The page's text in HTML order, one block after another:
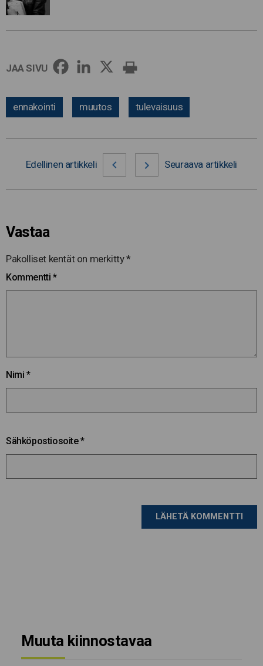
JAA SIVU
ennakointi muutos tulevaisuus
Edellinen artikkeli Seuraava artikkeli
Vastaa
Pakolliset kentät on merkitty*
Kommentti *
Nimi *
Sähköpostiosoite*
Muuta kiinnostavaa